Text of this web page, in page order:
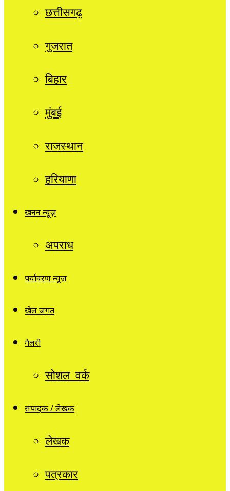
छत्तीसगढ़
गुजरात
बिहार
मुंबई
राजस्थान
हरियाणा
खनन न्यूज़
अपराध
पर्यावरण न्यूज़
खेल जगत
गैलरी
सोशल वर्क
संपादक / लेखक
लेखक
पत्रकार